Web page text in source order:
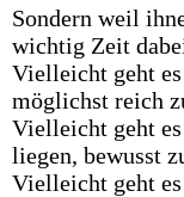
Sondern weil
wichtig Zeit
Vielleicht geht
möglichst reich
Vielleicht geht
liegen, bewusst
Vielleicht geht